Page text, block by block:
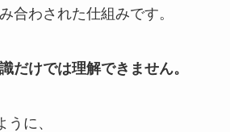
合わされた仕組みです。
だけでは理解できません。
に、